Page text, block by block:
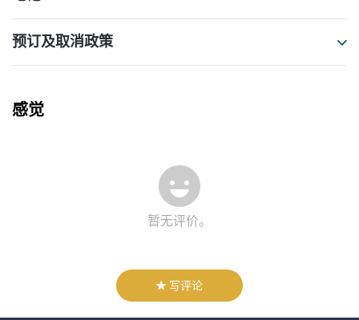
预订及取消政策
感觉
暂无评价。
写评论